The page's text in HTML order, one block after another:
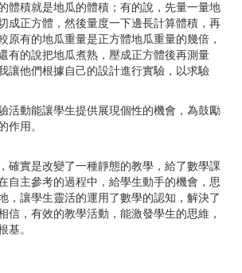
體積就是地瓜的體積；有的說，先量一量地
成正方體，然後量度一下邊長計算體積，再
原有的地瓜重量是正方體地瓜重量的幾倍，
有的說把地瓜煮熟，壓成正方體後再測量
讓他們根據自己的設計進行實驗，以求驗
活動能讓學生提供展現個性的機會，為鼓勵
作用。
確實是改變了一種靜態的教學，給了數學課
自主參考的過程中，給學生動手的機會，思
，讓學生靈活的運用了數學的認知，解決了
信，有效的教學活動，能激發學生的思維，
基。